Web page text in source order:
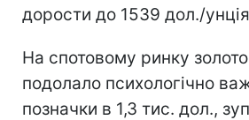
дорости до 1539 дол./
На спотовому ринку
подолало психологічно
позначки в 1,3 тис. дол.,